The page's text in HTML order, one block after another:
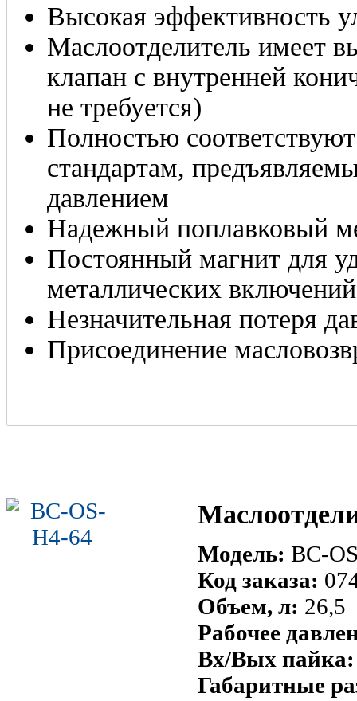
Высокая эффективность
Маслоотделитель имеет
клапан c внутренней
не требуется)
Полностью
стандартам,
давлением
Надежный поплавковый
Постоянный магнит для
металлических включений
Незначительная потеря
Присоединение
Модель: BC-
Код заказа:
Объем, л: 26,5
Рабочее
Вх/Вых пайка:
Габаритные